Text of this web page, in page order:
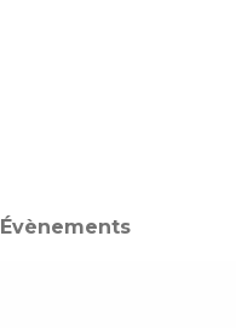
Évènements